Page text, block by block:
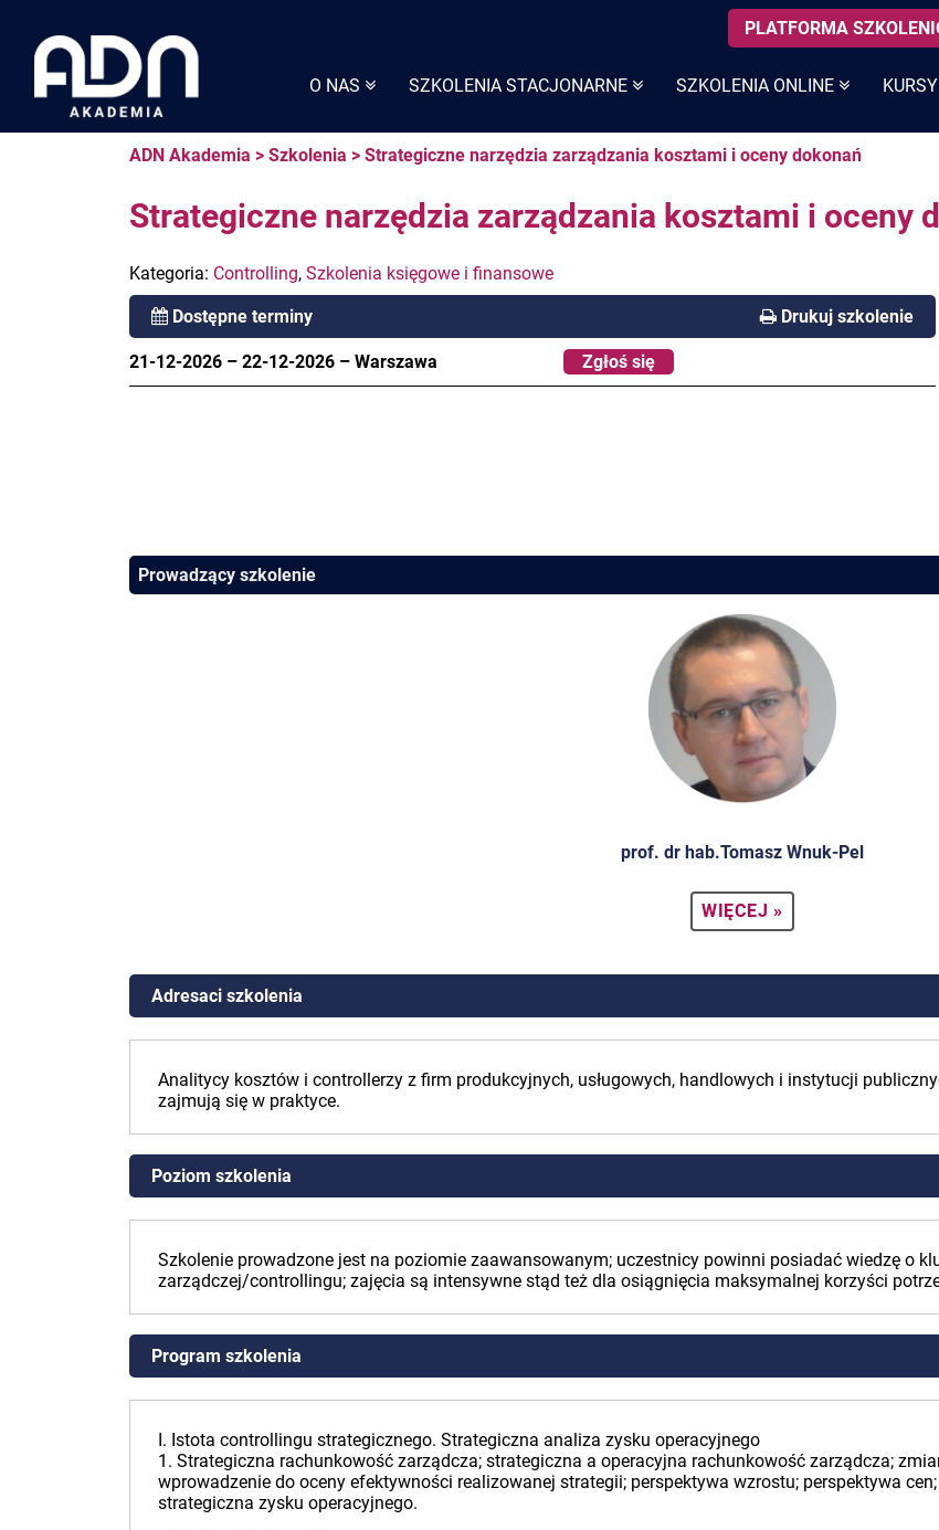
O NAS SZKOLENIA STACJONARNE SZKOLENIA ONLINE KURSY
content
PLATFORMA
ADN Akademia > Szkolenia > Strategiczne narzędzia zarządzania kosztami i oceny dokonań
Strategiczne narzędzia zarządzania kosztami i oceny
Kategoria: Controlling, Szkolenia księgowe i finansowe
Dostępne terminy Drukuj szkolenie
21-12-2026 – 22-12-2026 – Warszawa Zgłoś się
Prowadzący szkolenie
prof. dr hab.Tomasz Wnuk-Pel
WIĘCEJ »
Adresaci szkolenia
Analitycy kosztów i controllerzy z firm produkcyjnych, usługowych, handlowych i instytucji
zajmują się w praktyce.
Poziom szkolenia
Szkolenie prowadzone jest na poziomie zaawansowanym; uczestnicy powinni posiadać wiedzę o
zarządczej/controllingu; zajęcia są intensywne stąd też dla osiągnięcia maksymalnej korzyści
Program szkolenia
I. Istota controllingu strategicznego. Strategiczna analiza zysku operacyjnego
1. Strategiczna rachunkowość zarządcza; strategiczna a operacyjna rachunkowość zarządcza;
wprowadzenie do oceny efektywności realizowanej strategii; perspektywa wzrostu; perspektywa
strategiczna zysku operacyjnego.